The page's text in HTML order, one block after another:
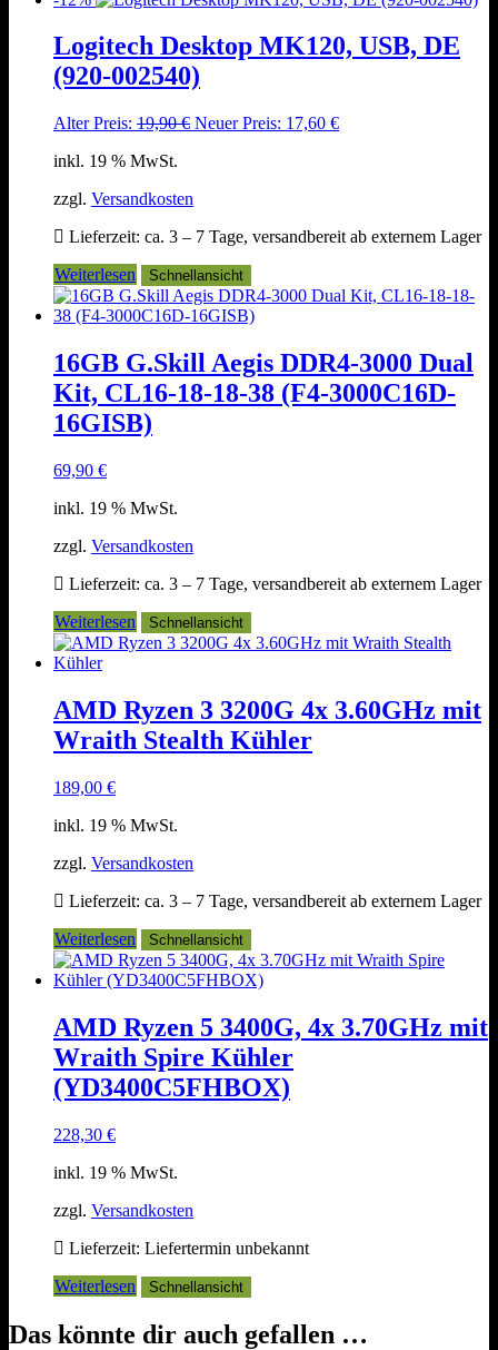
Logitech Desktop MK120, USB, DE
(920-002540)
Alter Preis: 19,90€ Ursprünglicher
Neuer Preis: 17,60 €Aktueller
inkl. 19 % MwSt.
zzgl. Versandkosten
Lieferzeit: ca. 3 – 7 Tage, versandbereit ab externem Lager
Weiterlesen
Schnellansicht
16GB G.Skill Aegis DDR4-3000 Dual
Kit, CL16-18-18-38 (F4-3000C16D-
16GISB)
69,90 €
inkl. 19 % MwSt.
zzgl. Versandkosten
Lieferzeit: ca. 3 – 7 Tage, versandbereit ab externem Lager
Weiterlesen
Schnellansicht
AMD Ryzen 3 3200G 4x 3.60GHz mit
Wraith Stealth Kühler
189,00 €
inkl. 19 % MwSt.
zzgl. Versandkosten
Lieferzeit: ca. 3 – 7 Tage, versandbereit ab externem Lager
Weiterlesen
Schnellansicht
AMD Ryzen 5 3400G, 4x 3.70GHz mit
Wraith Spire Kühler
(YD3400C5FHBOX)
228,30 €
inkl. 19 % MwSt.
zzgl. Versandkosten
Lieferzeit: Liefertermin unbekannt
Weiterlesen
Schnellansicht
Das könnte dir auch gefallen …